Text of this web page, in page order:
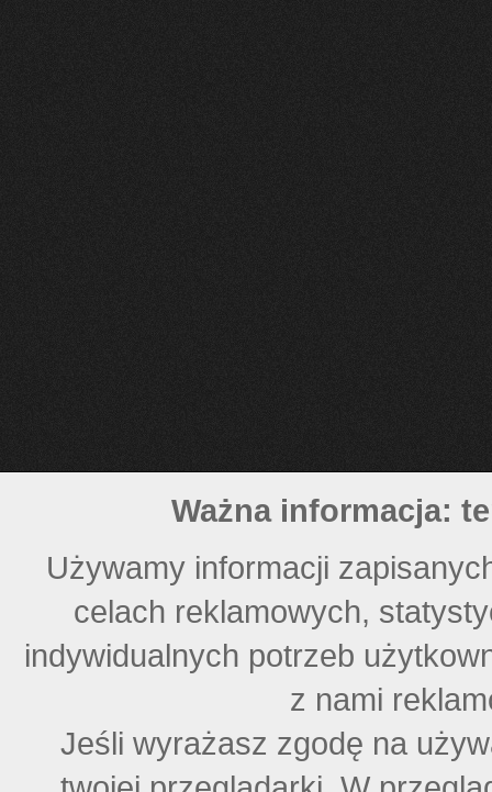
Ważna informacja:
Używamy informacji
celach reklamowych,
indywidualnych potrzeb
z nami
Jeśli wyrażasz zgodę na